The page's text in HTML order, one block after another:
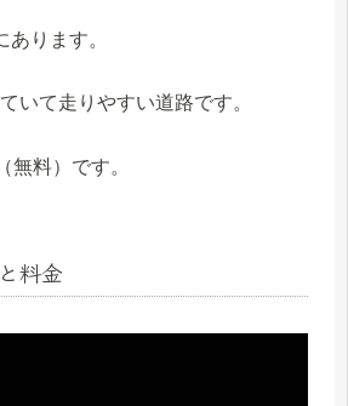
ります。
いて走りやすい道路です。
無料）です。
料金